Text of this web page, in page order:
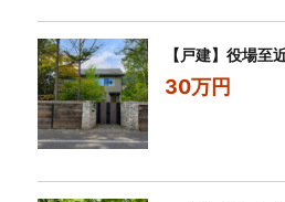
【戸建】役場至
30万円